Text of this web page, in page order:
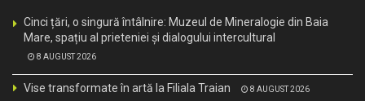
Cinci țări, o singură întâlnire: Muzeul de Mineralogie din Baia
Mare, spațiu al prieteniei și dialogului intercultural
8 AUGUST 2026
Vise transformate în artă la Filiala Traian 8 AUGUST 2026